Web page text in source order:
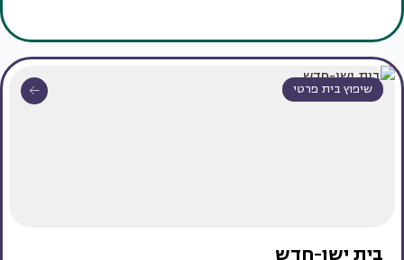
שיפוץ בית פרטי
בית ישן-חדש